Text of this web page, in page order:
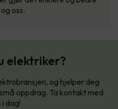
oss.
elektriker?
og hjelper deg
oppdrag. Ta kontakt med
i dag!